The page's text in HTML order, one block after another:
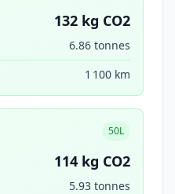
132 kg CO2
6.86 tonnes
1 100 km
50L
114 kg CO2
5.93 tonnes